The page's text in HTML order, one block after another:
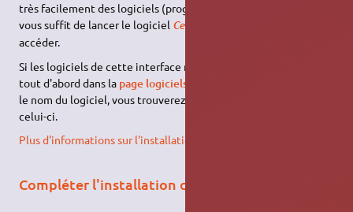
très facilement des logiciels (programmes, jeux, utilitaires…), il
vous suffit de lancer le logiciel Centre d'applications
accéder.
Si les logiciels de cette interface ne suffisent pas, recherchez
tout d'abord dans la page logiciels
le nom du logiciel, vous trouverez la méthode d'installation de
celui-ci.
Plus d'informations sur l'installation de logiciels…
Compléter l'installation d'Ubuntu